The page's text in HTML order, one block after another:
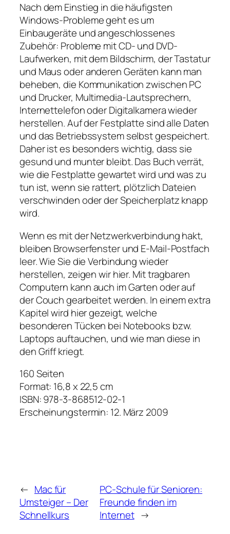
Nach dem Einstieg in die häufigsten
Windows-Probleme geht es um
Einbaugeräte und angeschlossenes
Zubehör: Probleme mit CD- und DVD-
Laufwerken, mit dem Bildschirm, der Tastatur
und Maus oder anderen Geräten kann man
beheben, die Kommunikation zwischen PC
und Drucker, Multimedia-Lautsprechern,
Internettelefon oder Digitalkamera wieder
herstellen. Auf der Festplatte sind alle Daten
und das Betriebssystem selbst gespeichert.
Daher ist es besonders wichtig, dass sie
gesund und munter bleibt. Das Buch verrät,
wie die Festplatte gewartet wird und was zu
tun ist, wenn sie rattert, plötzlich Dateien
verschwinden oder der Speicherplatz knapp
wird.
Wenn es mit der Netzwerkverbindung hakt,
bleiben Browserfenster und E-Mail-Postfach
leer. Wie Sie die Verbindung wieder
herstellen, zeigen wir hier. Mit tragbaren
Computern kann auch im Garten oder auf
der Couch gearbeitet werden. In einem extra
Kapitel wird hier gezeigt, welche
besonderen Tücken bei Notebooks bzw.
Laptops auftauchen, und wie man diese in
den Griff kriegt.
160 Seiten
Format: 16,8 x 22,5 cm
ISBN: 978-3-868512-02-1
Erscheinungstermin: 12. März 2009
← Mac für
Umsteiger – Der
Schnellkurs
PC-Schule für Senioren:
Freunde finden im
Internet →